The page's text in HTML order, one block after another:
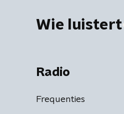
Wie luistert
Radio
Frequenties